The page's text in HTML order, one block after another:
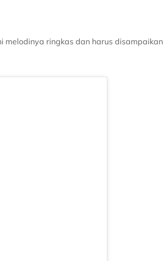
melodinya ringkas dan harus disampaikan